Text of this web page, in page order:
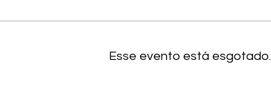
Esse evento está esgotado.